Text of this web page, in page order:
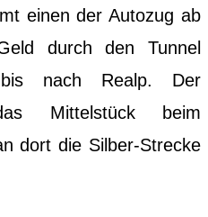
einen der Autozug ab
durch den Tunnel
nach Realp. Der
Mittelstück beim
dort die Silber-Strecke